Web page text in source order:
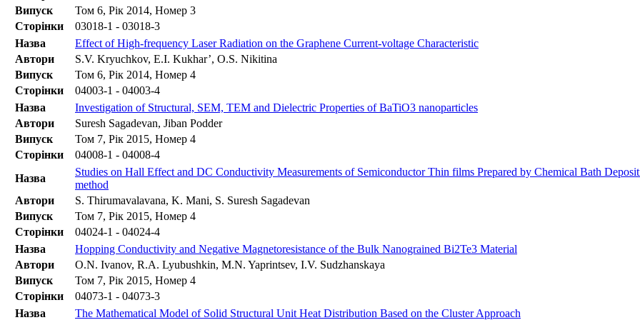
Випуск
Том 6, Рік 2014, Номер 3
Сторінки
03018-1 - 03018-3
Назва
Effect of High-frequency Laser Radiation on the Graphene Current-voltage Characteristic
Автори
S.V. Kryuchkov, E.I. Kukhar’, O.S. Nikitina
Випуск
Том 6, Рік 2014, Номер 4
Сторінки
04003-1 - 04003-4
Назва
Investigation of Structural, SEM, TEM and Dielectric Properties of BaTiO3 nanoparticles
Автори
Suresh Sagadevan, Jiban Podder
Випуск
Том 7, Рік 2015, Номер 4
Сторінки
04008-1 - 04008-4
Назва
Studies on Hall Effect and DC Conductivity Measurements of Semiconductor Thin films Prepared by Chemical Bath
method
Автори
S. Thirumavalavana, K. Mani, S. Suresh Sagadevan
Випуск
Том 7, Рік 2015, Номер 4
Сторінки
04024-1 - 04024-4
Назва
Hopping Conductivity and Negative Magnetoresistance of the Bulk Nanograined Bi2Te3 Material
Автори
O.N. Ivanov, R.A. Lyubushkin, M.N. Yaprintsev, I.V. Sudzhanskaya
Випуск
Том 7, Рік 2015, Номер 4
Сторінки
04073-1 - 04073-3
Назва
The Mathematical Model of Solid Structural Unit Heat Distribution Based on the Cluster Approach